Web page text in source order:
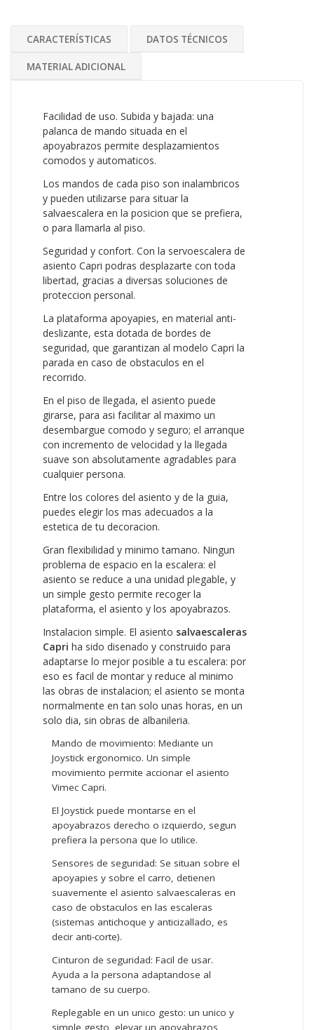
CARACTERÍSTICAS DATOS TÉCNICOS
MATERIAL ADICIONAL
Facilidad de uso. Subida y bajada: una
palanca de mando situada en el
apoyabrazos permite desplazamientos
comodos y automaticos.
Los mandos de cada piso son inalambricos
y pueden utilizarse para situar la
salvaescalera en la posicion que se prefiera,
o para llamarla al piso.
Seguridad y confort. Con la servoescalera de
asiento Capri podras desplazarte con toda
libertad, gracias a diversas soluciones de
proteccion personal.
La plataforma apoyapies, en material anti-
deslizante, esta dotada de bordes de
seguridad, que garantizan al modelo Capri la
parada en caso de obstaculos en el
recorrido.
En el piso de llegada, el asiento puede
girarse, para asi facilitar al maximo un
desembargue comodo y seguro; el arranque
con incremento de velocidad y la llegada
suave son absolutamente agradables para
cualquier persona.
Entre los colores del asiento y de la guia,
puedes elegir los mas adecuados a la
estetica de tu decoracion.
Gran flexibilidad y minimo tamano. Ningun
problema de espacio en la escalera: el
asiento se reduce a una unidad plegable, y
un simple gesto permite recoger la
plataforma, el asiento y los apoyabrazos.
Instalacion simple. El asiento salvaescaleras
Capri ha sido disenado y construido para
adaptarse lo mejor posible a tu escalera: por
eso es facil de montar y reduce al minimo
las obras de instalacion; el asiento se monta
normalmente en tan solo unas horas, en un
solo dia, sin obras de albanileria.
Mando de movimiento: Mediante un
Joystick ergonomico. Un simple
movimiento permite accionar el asiento
Vimec Capri.
El Joystick puede montarse en el
apoyabrazos derecho o izquierdo, segun
prefiera la persona que lo utilice.
Sensores de seguridad: Se situan sobre el
apoyapies y sobre el carro, detienen
suavemente el asiento salvaescaleras en
caso de obstaculos en las escaleras
(sistemas antichoque y anticizallado, es
decir anti-corte).
Cinturon de seguridad: Facil de usar.
Ayuda a la persona adaptandose al
tamano de su cuerpo.
Replegable en un unico gesto: un unico y
simple gesto, elevar un apoyabrazos,